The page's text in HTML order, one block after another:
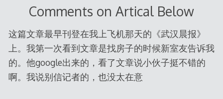
Comments on Artical Below
这篇文章最早刊登在我上飞机那天的《武汉晨报》
上。我第一次看到文章是找房子的时候新室友告诉我
的。他google出来的，看了文章说小伙子挺不错的
啊。我说别信记者的，也没太在意